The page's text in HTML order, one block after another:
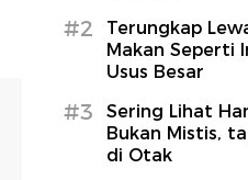
#2
Terungkap
Makan Seperti
Usus Besar
#3
Sering Lihat
Bukan Mistis,
di Otak